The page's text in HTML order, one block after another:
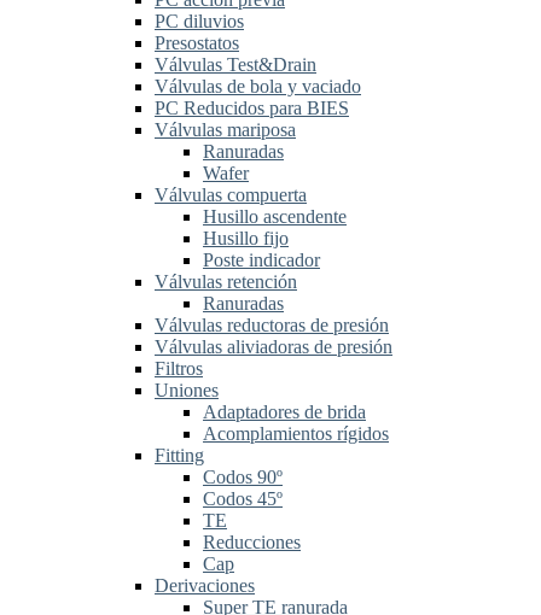
PC diluvios
Presostatos
Válvulas Test&Drain
Válvulas de bola y vaciado
PC Reducidos para BIES
Válvulas mariposa
Ranuradas
Wafer
Válvulas compuerta
Husillo ascendente
Husillo fijo
Poste indicador
Válvulas retención
Ranuradas
Válvulas reductoras de presión
Válvulas aliviadoras de presión
Filtros
Uniones
Adaptadores de brida
Acomplamientos rígidos
Fitting
Codos 90º
Codos 45º
TE
Reducciones
Cap
Derivaciones
Super TE ranurada